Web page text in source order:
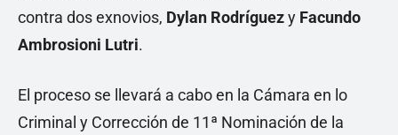
contra dos exnovios, Dylan Rodríguezy Facundo
Ambrosioni Lutri.
El proceso se llevará a cabo en la Cámara en lo
Criminal y Corrección de 11ª Nominación de la